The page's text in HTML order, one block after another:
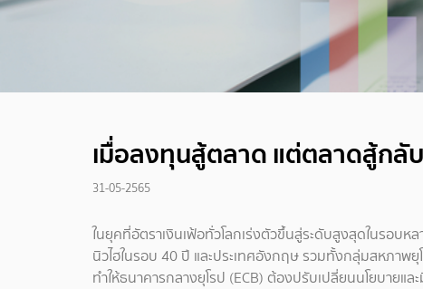
เมื่อลงทุนสู้ตลาด แต่ตลาดสู้กลั
31-05-2565
ในยุคที่อัตราเงินเฟ้อทั่วโลกเร่งตัวขึ้นสู่ระดับสูงสุดในรอบห
นิวไฮในรอบ 40 ปี และประเทศอังกฤษ รวมทั้งกลุ่มสหภาพ
ทำให้ธนาคารกลางยุโรป (ECB) ต้องปรับเปลี่ยนนโยบา